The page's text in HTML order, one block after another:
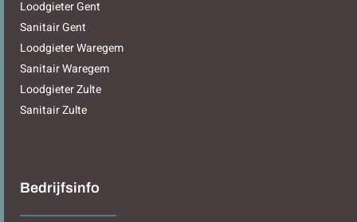
Loodgieter Gent
Sanitair Gent
Loodgieter Waregem
Sanitair Waregem
Loodgieter Zulte
Sanitair Zulte
Bedrijfsinfo